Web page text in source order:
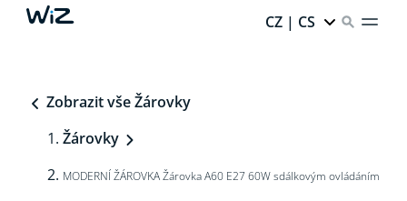
CZ | CS
Zobrazit vše Žárovky
Žárovky
MODERNÍ ŽÁROVKA Žárovka A60 E27 60W sdálkovým ovládáním